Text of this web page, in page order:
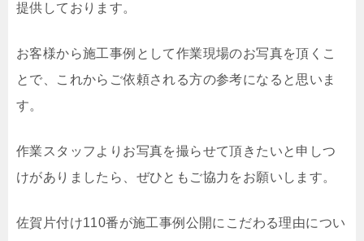
提供しております。
お客様から施工事例として作業現場のお写真を頂くこ
とで、これからご依頼される方の参考になると思いま
す。
作業スタッフよりお写真を撮らせて頂きたいと申しつ
けがありましたら、ぜひともご協力をお願いします。
佐賀片付け110番が施工事例公開にこだわる理由につい